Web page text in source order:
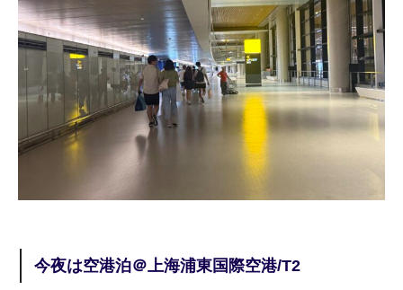
今夜は空港泊＠上海浦東国際空港/T2